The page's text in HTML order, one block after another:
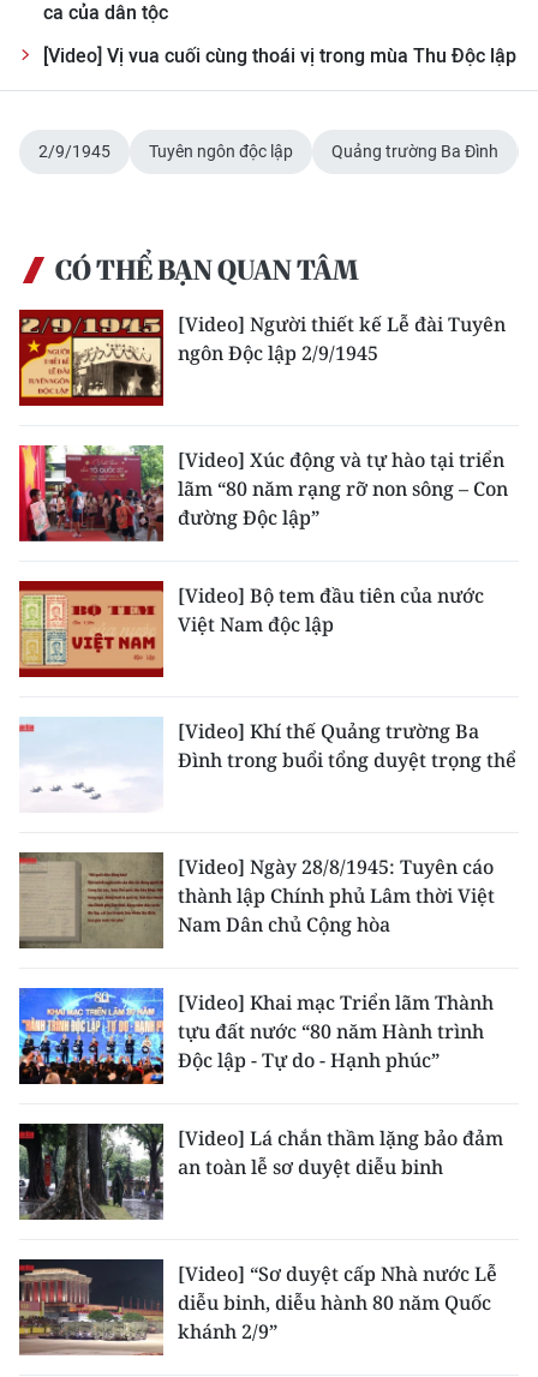
Media Khoa học - Công nghệ
Media Môi trường
Infographic
TIN MỚI
TIN ĐỊA PHƯƠNG
Đồng bằng sông Hồng
Bắc Trung Bộ
Duyên hải Nam Trung Bộ và Tây
Nguyên
Đông Nam Bộ
Đồng bằng sông Cửu Long
Chuyên trang Hà Nội
CHUYÊN ĐỀ
CÁC CHUYÊN TRANG
VỀ BÁO NHÂN DÂN
THỜI NAY
NHÂN DÂN CUỐI TUẦN
NHÂN DÂN HẰNG THÁNG
MUA BÁO
ĐỌC BÁO IN
ca của dân tộc
[Video] Vị vua cuối cùng thoái vị trong mùa Thu Độc lập
2/9/1945 Tuyên ngôn độc lập Quảng trường Ba Đình
CÓ THỂ BẠN QUAN TÂM
[Video] Người thiết kế Lễ đài Tuyên
ngôn Độc lập 2/9/1945
[Video] Xúc động và tự hào tại triển
lãm “80 năm rạng rỡ non sông – Con
đường Độc lập”
[Video] Bộ tem đầu tiên của nước
Việt Nam độc lập
[Video] Khí thế Quảng trường Ba
Đình trong buổi tổng duyệt trọng thể
[Video] Ngày 28/8/1945: Tuyên cáo
thành lập Chính phủ Lâm thời Việt
Nam Dân chủ Cộng hòa
[Video] Khai mạc Triển lãm Thành
tựu đất nước “80 năm Hành trình
Độc lập - Tự do - Hạnh phúc”
[Video] Lá chắn thầm lặng bảo đảm
an toàn lễ sơ duyệt diễu binh
[Video] “Sơ duyệt cấp Nhà nước Lễ
diễu binh, diễu hành 80 năm Quốc
khánh 2/9”